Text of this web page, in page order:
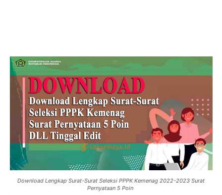
Download Lengkap Surat-Surat Seleksi PPPK Kemenag 2022-2023 Surat
Pernyataan 5 Poin